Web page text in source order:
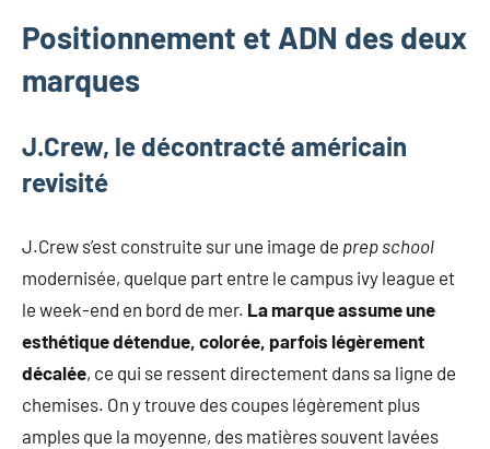
la
mode
et
Positionnement et ADN des deux
marques
J.Crew, le décontracté américain
revisité
J.Crew s’est construite sur une image de prep school
modernisée, quelque part entre le campus ivy league et
le week-end en bord de mer. La marque assume une
esthétique détendue, colorée, parfois légèrement
décalée, ce qui se ressent directement dans sa ligne de
chemises. On y trouve des coupes légèrement plus
amples que la moyenne, des matières souvent lavées